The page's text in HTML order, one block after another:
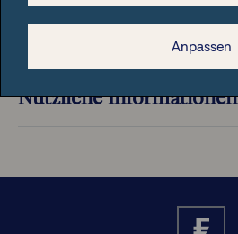
Rechtliche Hinweise
Nützliche Informationen
Anpassen